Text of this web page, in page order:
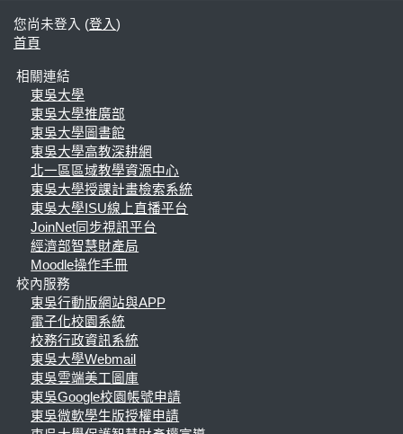
您尚未登入 (登入 )
首頁
相關連結
東吳大學
東吳大學推廣部
東吳大學圖書館
東吳大學高教深耕網
北一區區域教學資源中心
東吳大學授課計畫檢索系統
東吳大學ISU線上直播平台
JoinNet同步視訊平台
經濟部智慧財產局
Moodle操作手冊
校內服務
東吳行動版網站與APP
電子化校園系統
校務行政資訊系統
東吳大學Webmail
東吳雲端美工圖庫
東吳Google校園帳號申請
東吳微軟學生版授權申請